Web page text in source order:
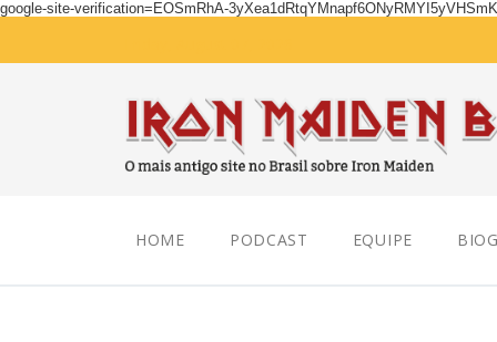
google-site-verification=EOSmRhA-
HOME PODCAST EQUIPE